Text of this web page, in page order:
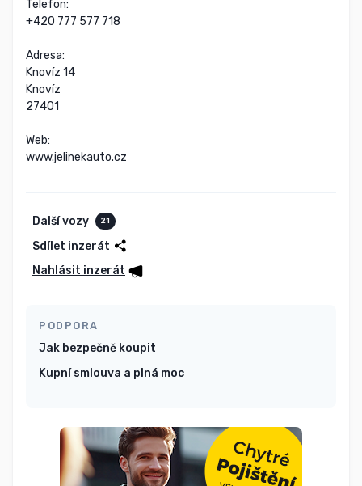
Telefon:
+420 777 577 718
Adresa:
Knovíz 14
Knovíz
27401
Web:
www.jelinekauto.cz
Další vozy 21
Sdílet inzerát
Nahlásit inzerát
PODPORA
Jak bezpečně koupit
Kupní smlouva a plná moc